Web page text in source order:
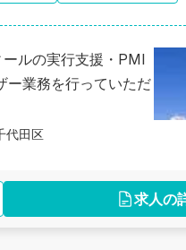
ルの実行支援・PMI
ー業務を行っていただ
代田区
求人の